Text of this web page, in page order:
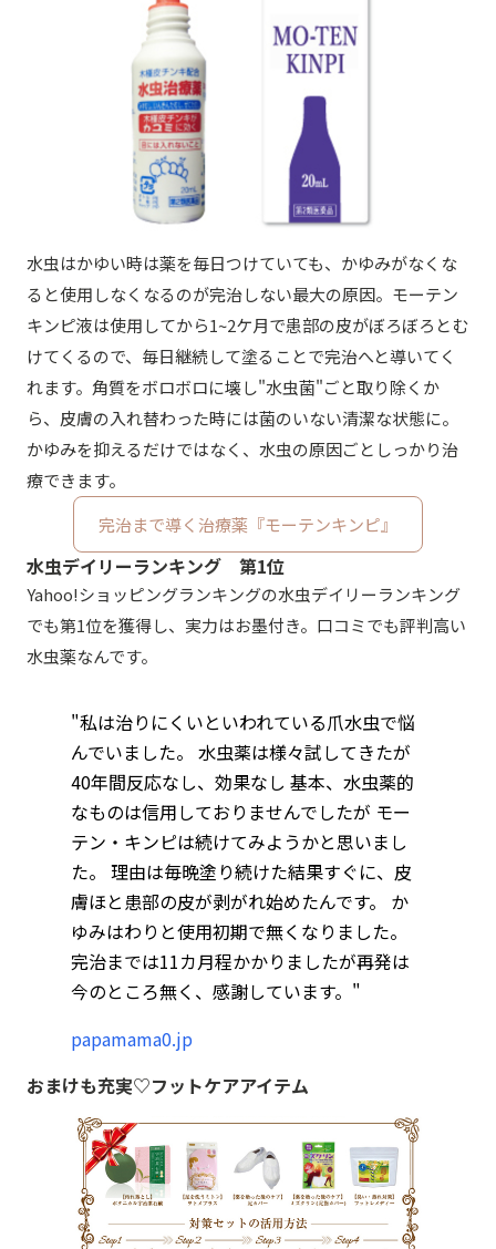
水虫はかゆい時は薬を毎日つけていても、かゆみがなくな
ると使用しなくなるのが完治しない最大の原因。モーテン
キンピ液は使用してから1~2ケ月で患部の皮がぼろぼろとむ
けてくるので、毎日継続して塗ることで完治へと導いてく
れます。角質をボロボロに壊し"水虫菌"ごと取り除くか
ら、皮膚の入れ替わった時には菌のいない清潔な状態に。
かゆみを抑えるだけではなく、水虫の原因ごとしっかり治
療できます。
完治まで導く治療薬『モーテンキンピ』
水虫デイリーランキング 第1位
Yahoo!ショッピングランキングの水虫デイリーランキング
でも第1位を獲得し、実力はお墨付き。口コミでも評判高い
水虫薬なんです。
"私は治りにくいといわれている爪水虫で悩
んでいました。 水虫薬は様々試してきたが
40年間反応なし、効果なし 基本、水虫薬的
なものは信用しておりませんでしたが モー
テン・キンピは続けてみようかと思いまし
た。 理由は毎晩塗り続けた結果すぐに、皮
膚ほと患部の皮が剥がれ始めたんです。 か
ゆみはわりと使用初期で無くなりました。
完治までは11カ月程かかりましたが再発は
今のところ無く、感謝しています。"
papamama0.jp
おまけも充実♡フットケアアイテム